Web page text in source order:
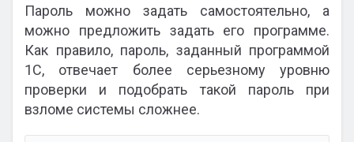
Пароль можно задать самостоятельно, а
можно предложить задать его программе.
Как правило, пароль, заданный программой
1С, отвечает более серьезному уровню
проверки и подобрать такой пароль при
взломе системы сложнее.